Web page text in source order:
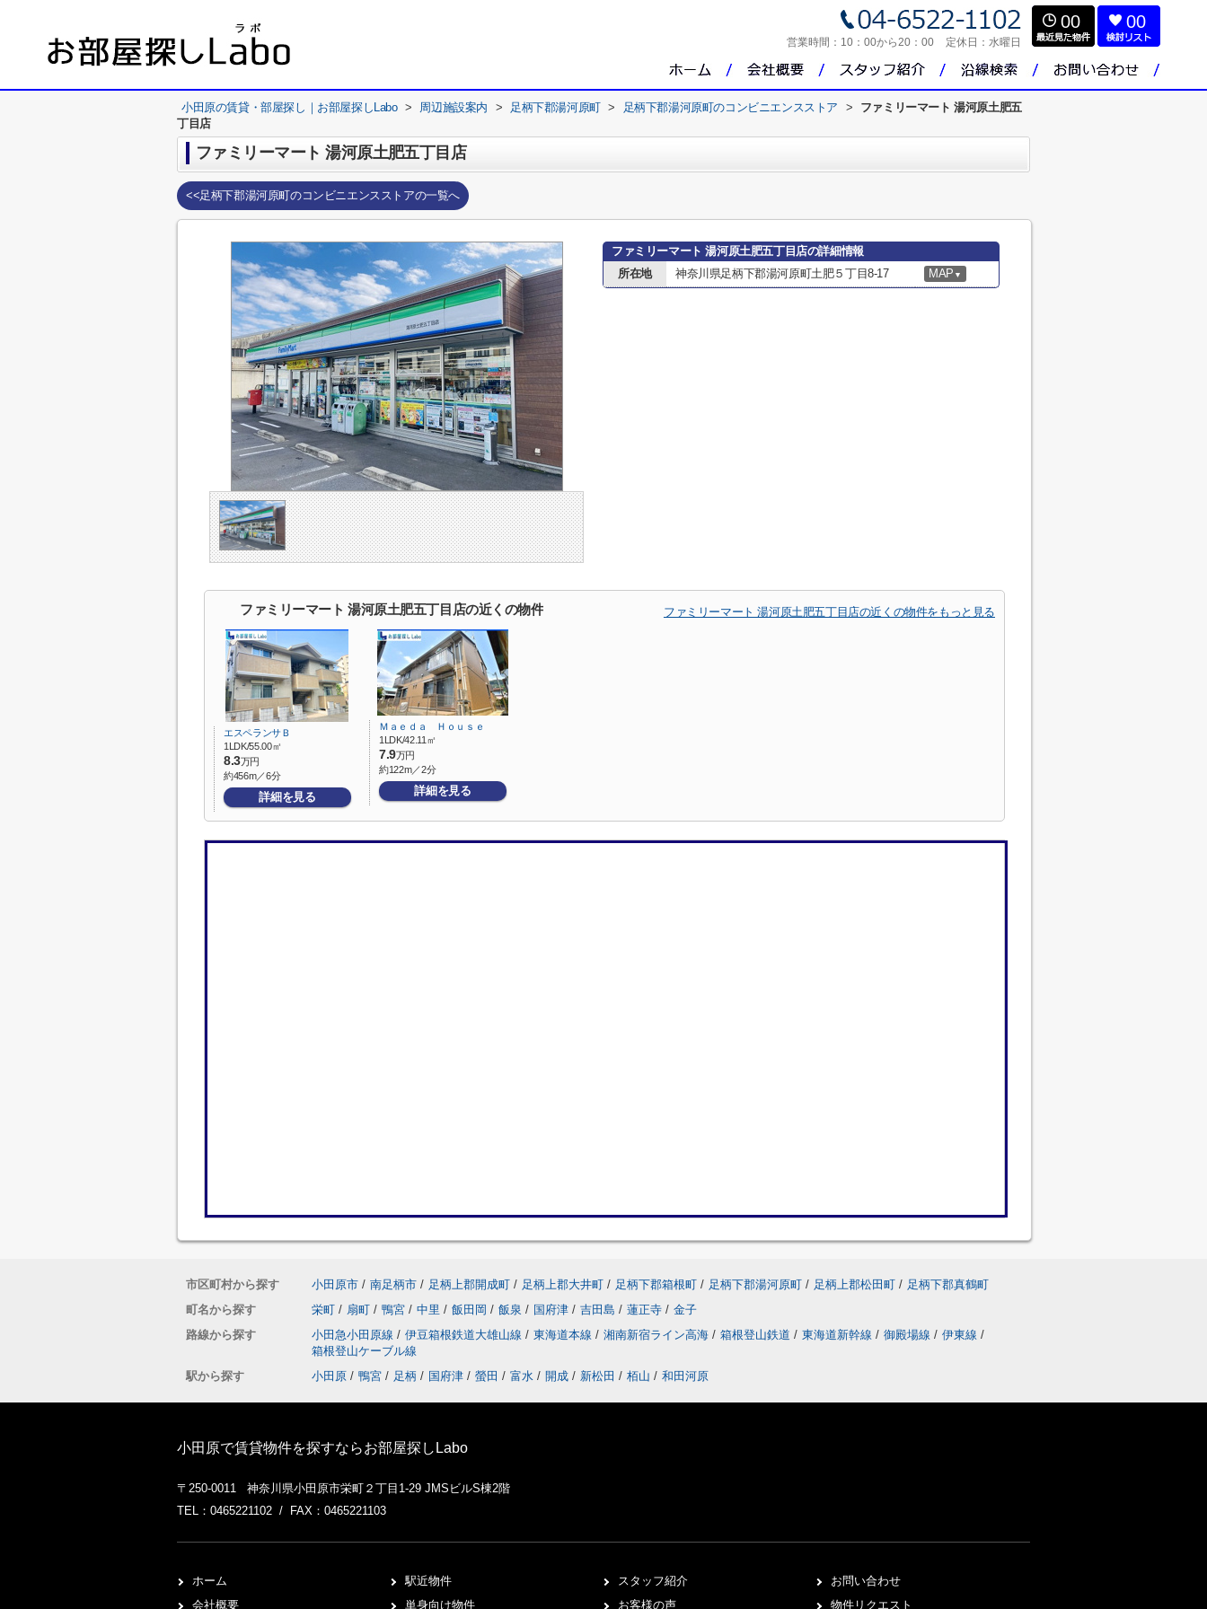
営業時間： 10：00から20：00 定休日： 水曜日
00 00
小田原の賃貸・部屋探し｜お部屋探しLabo > 周辺施設案内 > 足柄下郡湯河原町 > 足柄下郡湯河原町のコンビニエンスストア >
ファミリーマート 湯河原土肥五
丁目店
ファミリーマート 湯河原土肥五丁目店
<<足柄下郡湯河原町のコンビニエンスストアの一覧へ
ファミリーマート 湯河原土肥五丁目店の詳細情報
所在地
神奈川県足柄下郡湯河原町土肥５丁目8-17 MAP ▼
ファミリーマート 湯河原土肥五丁目店の近くの物件 ファミリーマート 湯河原土肥五丁目店の近くの物件をもっと見る
エスペランサＢ
1LDK/55.00㎡
8.3万円
約456m／6分
詳細を見る
Ｍａｅｄａ Ｈｏｕｓｅ
1LDK/42.11㎡
7.9万円
約122m／2分
詳細を見る
市区町村から探す 小田原市 / 南足柄市 / 足柄上郡開成町 / 足柄上郡大井町 / 足柄下郡箱根町 / 足柄下郡湯河原町 / 足柄上郡松田町 / 足柄下郡真鶴町
町名から探す
栄町 / 扇町 / 鴨宮 / 中里 / 飯田岡 / 飯泉 / 国府津 / 吉田島 / 蓮正寺 / 金子
路線から探す
小田急小田原線 / 伊豆箱根鉄道大雄山線 / 東海道本線 / 湘南新宿ライン高海 / 箱根登山鉄道 / 東海道新幹線 / 御殿場線 / 伊東線 /
箱根登山ケーブル線
駅から探す
小田原 / 鴨宮 / 足柄 / 国府津 / 螢田 / 富水 / 開成 / 新松田 / 栢山 / 和田河原
小田原で賃貸物件を探すならお部屋探しLabo
〒250-0011 神奈川県小田原市栄町２丁目1-29 JMSビルS棟2階
TEL：0465221102 / FAX：0465221103
ホーム
会社概要
駅近物件
単身向け物件
スタッフ紹介
お客様の声
お問い合わせ
物件リクエスト